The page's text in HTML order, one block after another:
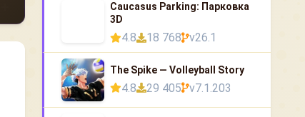
Caucasus Parking: Парковка
3D
4.8 18 768 v26.1
The Spike — Volleyball Story
4.8 29 405 v7.1.203